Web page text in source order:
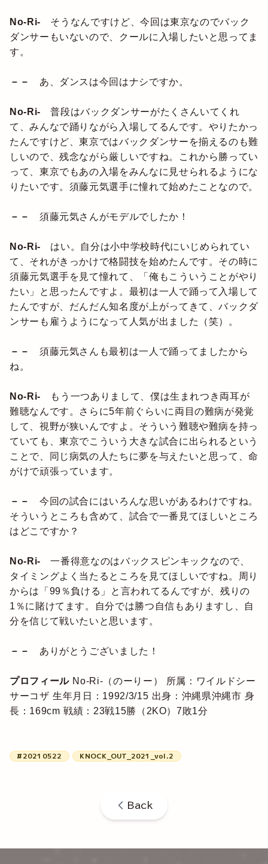
No-Ri- そうなんですけど、今回は東京なのでバック
ダンサーもいないので、クールに入場したいと思ってま
す。
－－ あ、ダンスは今回はナシですか。
No-Ri-普段はバックダンサーがたくさんいてくれ
て、みんなで踊りながら入場してるんです。やりたかっ
たんですけど、東京ではバックダンサーを揃えるのも難
しいので、残念ながら厳しいですね。これから勝ってい
って、東京でもあの入場をみんなに見せられるようにな
りたいです。須藤元気選手に憧れて始めたことなので。
－－ 須藤元気さんがモデルでしたか！
No-Ri- はい。自分は小中学校時代にいじめられてい
て、それがきっかけで格闘技を始めたんです。その時に
須藤元気選手を見て憧れて、「俺もこういうことがやり
たい」と思ったんですよ。最初は一人で踊って入場して
たんですが、だんだん知名度が上がってきて、バックダ
ンサーも雇うようになって人気が出ました（笑）。
－－ 須藤元気さんも最初は一人で踊ってましたから
ね。
No-Ri-
もう一つありまして、僕は生まれつき両耳が
難聴なんです。さらに5年前ぐらいに両目の難病が発覚
して、視野が狭いんですよ。そういう難聴や難病を持っ
ていても、東京でこういう大きな試合に出られるという
ことで、同じ病気の人たちに夢を与えたいと思って、命
がけで頑張っています。
－－ 今回の試合にはいろんな思いがあるわけですね。
そういうところも含めて、試合で一番見てほしいところ
はどこですか？
No-Ri-一番得意なのはバックスピンキックなので、
タイミングよく当たるところを見てほしいですね。周り
からは「99％負ける」と言われてるんですが、残りの
1％に賭けてます。自分では勝つ自信もありますし、自
分を信じて戦いたいと思います。
－－ ありがとうございました！
プロフィール No-Ri-（のーりー）
所属：ワイルドシー
サーコザ 生年月日：1992/3/15 出身：沖縄県沖縄市 身
長：169cm 戦績：23戦15勝（2KO）7敗1分
#20210522 KNOCK_OUT_2021_vol.2
Back